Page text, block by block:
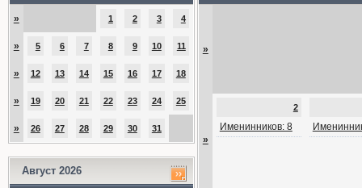
» 1 2 3 4
» 5 6 7 8 9 10 11
» 12 13 14 15 16 17 18
» 19 20 21 22 23 24 25
» 26 27 28 29 30 31
Август 2026
»
»
2
Именинников: 8